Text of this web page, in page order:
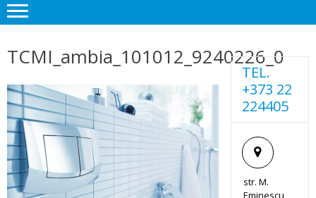
TCMI_ambia_101012_9240226_0
TEL.
+373 22
224405
str. M.
Eminescu,